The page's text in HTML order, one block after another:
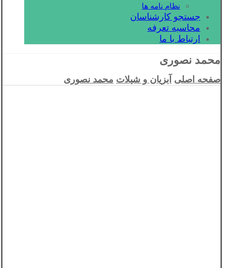
نظام نامه ها
جستجو کارشناسان
محاسبه تعرفه
ارتباط با ما
محمد نصوری
صفحه اصلی آبزیان و شیلات محمد نصوری